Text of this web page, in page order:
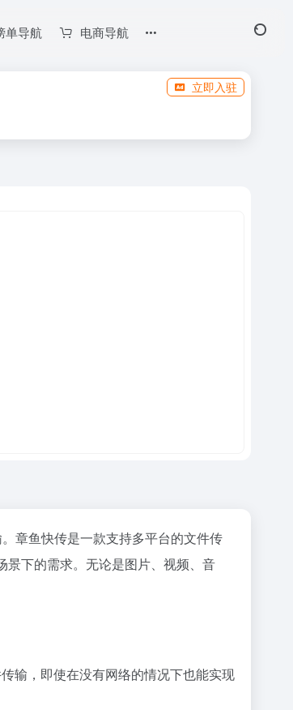
单导航 电商导航
立即入驻
章鱼快传是一款支持多平台的文件传
下的需求。无论是图片、视频、音
输，即使在没有网络的情况下也能实现